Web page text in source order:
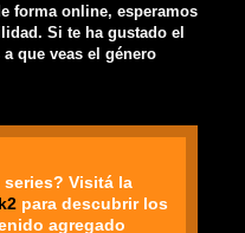
forma online, esperamos
Si te ha gustado el
que veas el género
Visitá la
para descubrir los
agregado